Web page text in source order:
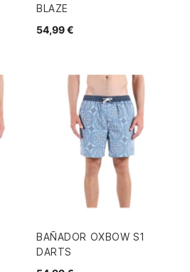
BLAZE
54,99 €
BAÑADOR OXBOW S1
DARTS